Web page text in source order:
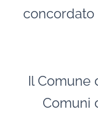
concordato
Il Comune
Comuni